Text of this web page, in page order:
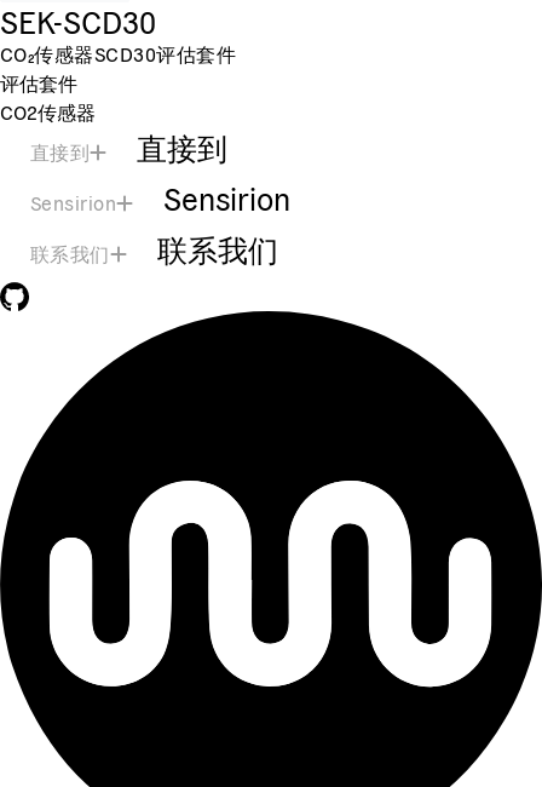
SEK-SCD30
CO₂传感器SCD30评估套件
评估套件
CO2传感器
直接到
直接到
Sensirion Sensirion
联系我们 联系我们